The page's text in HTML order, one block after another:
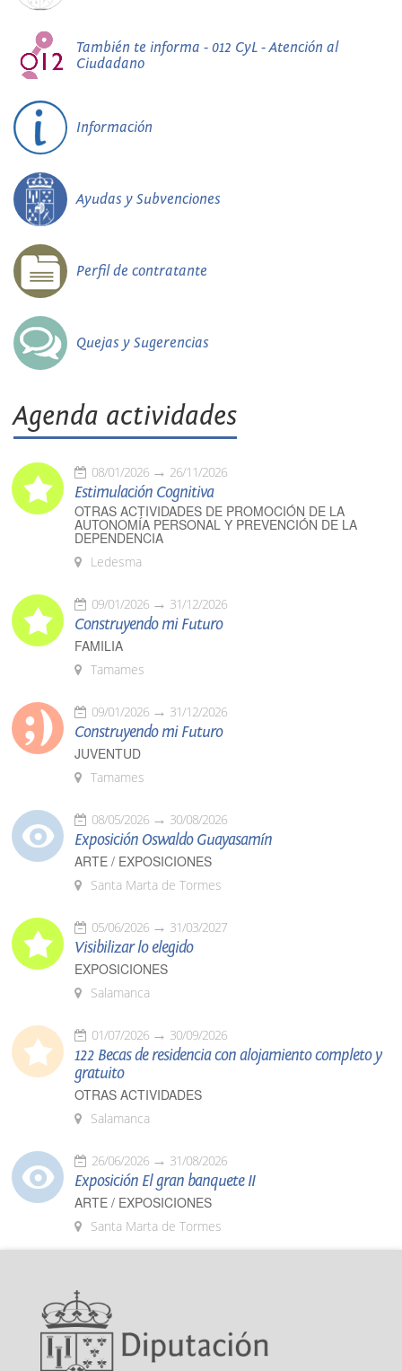
También te informa - 012 CyL - Atención al
Ciudadano
Información
Ayudas y Subvenciones
Perfil de contratante
Quejas y Sugerencias
Agenda actividades
08/01/2026 26/11/2026
Estimulación Cognitiva
OTRAS ACTIVIDADES DE PROMOCIÓN DE LA
AUTONOMÍA PERSONAL Y PREVENCIÓN DE LA
DEPENDENCIA
Ledesma
09/01/2026 31/12/2026
Construyendo mi Futuro
FAMILIA
Tamames
09/01/2026 31/12/2026
Construyendo mi Futuro
JUVENTUD
Tamames
08/05/2026 30/08/2026
Exposición Oswaldo Guayasamín
ARTE / EXPOSICIONES
Santa Marta de Tormes
05/06/2026 31/03/2027
Visibilizar lo elegido
EXPOSICIONES
Salamanca
01/07/2026 30/09/2026
122 Becas de residencia con alojamiento completo y
gratuito
OTRAS ACTIVIDADES
Salamanca
26/06/2026 31/08/2026
Exposición El gran banquete II
ARTE / EXPOSICIONES
Santa Marta de Tormes